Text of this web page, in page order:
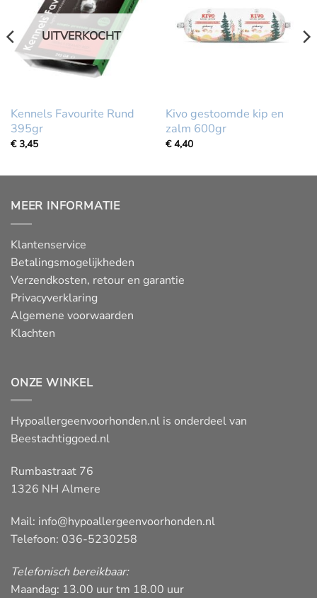
UITVERKOCHT
Kennels Favourite Rund
395gr
€3,45
Kivo gestoomde kip en
zalm 600gr
€4,40
MEER INFORMATIE
Klantenservice
Betalingsmogelijkheden
Verzendkosten, retour en garantie
Privacyverklaring
Algemene voorwaarden
Klachten
ONZE WINKEL
Hypoallergeenvoorhonden.nl is onderdeel van
Beestachtiggoed.nl
Rumbastraat 76
1326 NH Almere
Mail: info@hypoallergeenvoorhonden.nl
Telefoon: 036-5230258
Telefonisch bereikbaar:
Maandag: 13.00 uur tm 18.00 uur